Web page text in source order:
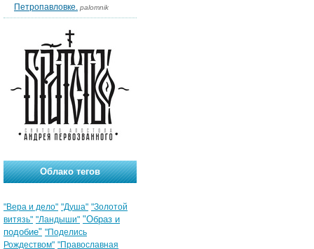
Петропавловке. palomnik
Облако тегов
"Вера и дело" "Душа" "Золотой
витязь" "Ландыши" "Образ и
подобие" "Поделись
Рождеством" "Православная